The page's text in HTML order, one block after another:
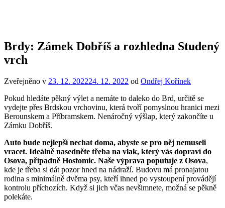
Brdy: Zámek Dobříš a rozhledna Studený
vrch
Zveřejněno v 23. 12. 202224. 12. 2022 od Ondřej Kořínek
Pokud hledáte pěkný výlet a nemáte to daleko do Brd, určitě se
vydejte přes Brdskou vrchovinu, která tvoří pomyslnou hranici mezi
Berounskem a Příbramskem. Nenáročný výšlap, který zakončíte u
Zámku Dobříš.
Auto bude nejlepší nechat doma, abyste se pro něj nemuseli
vracet. Ideálně nasedněte třeba na vlak, který vás dopraví do
Osova, případně Hostomic. Naše výprava poputuje z Osova,
kde je třeba si dát pozor hned na nádraží. Budovu má pronajatou
rodina s minimálně dvěma psy, kteří ihned po vystoupení provádějí
kontrolu příchozích. Když si jich včas nevšimnete, možná se pěkně
polekáte.